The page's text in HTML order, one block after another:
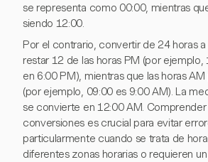
se representa como 00:00, mientras
siendo 12:00.
Por el contrario, convertir de 24 horas
restar 12 de las horas PM (por
en 6:00 PM), mientras que las horas
(por ejemplo, 09:00 es 9:00 AM). La
se convierte en 12:00 AM. Comprender
conversiones es crucial para evitar
particularmente cuando se trata de
diferentes zonas horarias o requieren